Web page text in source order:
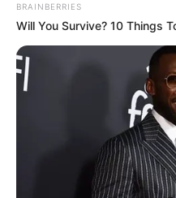
Remember These
List That Defined A
BRAINBERRIES
Will You Survive? 10 Things